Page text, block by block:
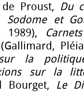
Proust, Du
Sodome et
1989), Carnets
la
sur la
Bourget, Le